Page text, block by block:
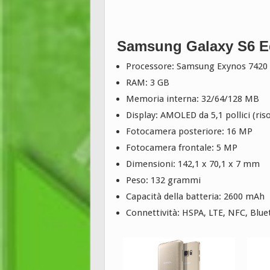
Samsung Galaxy S6
Processore: Samsung Exynos
RAM: 3 GB
Memoria interna: 32/64/128 MB
Display: AMOLED da 5,1 pollici
Fotocamera posteriore: 16 MP
Fotocamera frontale: 5 MP
Dimensioni: 142,1 x 70,1 x 7 mm
Peso: 132 grammi
Capacità della batteria: 2600 mAh
Connettività: HSPA, LTE, NFC,